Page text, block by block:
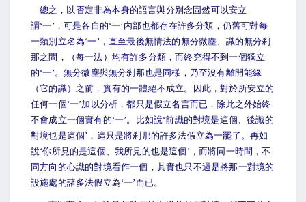
總之，以否定非為本身的語言與分別念固然可以安立
謂‘一’，可是各自的‘一’內部也都存在許多分類，仍舊可對每
一類別立名為‘一’，直至最後無情法的無分微塵、識的無分刹
那之間，（每一法）均有許多分類，而終究得不到一個獨立
的‘一’。無分微塵與無分刹那也是同樣，乃至沒有離開能緣
（它的識）之前，實有的一體絕不成立。因此，對於所安立的
任何一個‘一’加以分析，都只是假立名言而已，除此之外始終
不會成立一個實有的‘一’。比如說‘前識的對境是這個、後識的
對境也是這個’，這只是將刹那的許多法假立為一罷了。再如
說‘你所見的是這個、我所見的也是這個’，而將同一時間，不
同方向的心識的對境看作一個，其實也只不過是將那一對境的
設施處的諸多法假立為‘一’而已。